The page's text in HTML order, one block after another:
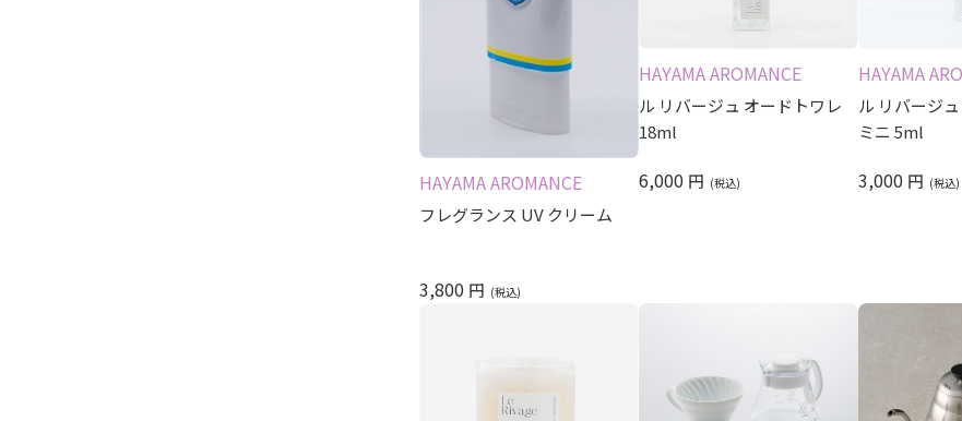
HAYAMA AROMANCE
フレグランス UV クリーム
3,800 円
HAYAMA AROMANCE
ル リバージュ オードトワレ
18ml
6,000 円
HAYAMA
ル リバージ
ミニ 5ml
3,000 円